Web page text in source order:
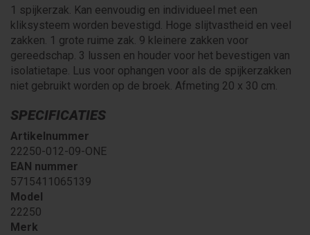
1 spijkerzak. Kan eenvoudig en individueel met een
kliksysteem worden bevestigd. Hoge slijtvastheid en veel
zakken. 1 grote ruime zak. 9 kleinere zakken voor
gereedschap. 3 lussen en houder voor het bevestigen van
isolatietape. Lus voor ophangen voor als de spijkerzakken
niet gebruikt worden op de broek. Afmeting 20 x 30 cm.
SPECIFICATIES
Artikelnummer
22250-012-09-ONE
EAN nummer
5715411065139
Model
22250
Merk